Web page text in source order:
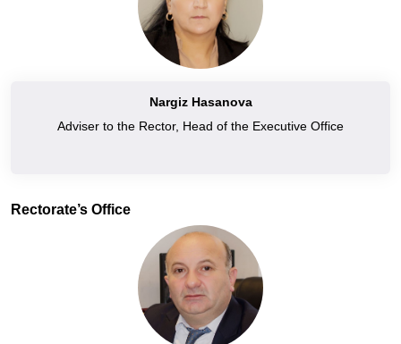
Nargiz Hasanova
Adviser to the Rector, Head of the Executive Office
Rectorate’s Office